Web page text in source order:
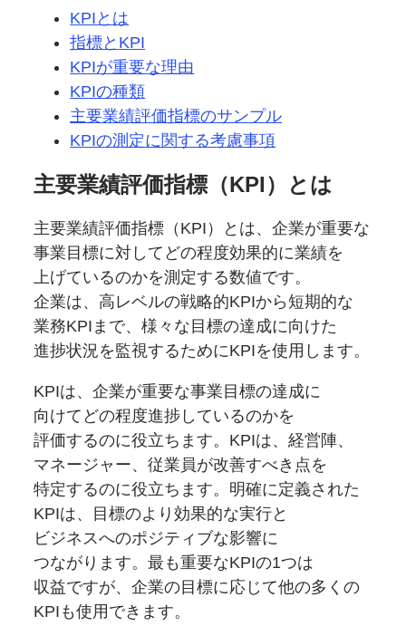
KPIとは
指標と KPI
KPIが重要な理由
KPIの種類
主要業績評価指標のサンプル
KPIの測定に関する考慮事項
主要業績評価指標 （KPI）とは
主要業績評価指標 （KPI）とは、企業が重要な
事業目標に対してどの程度効果的に業績を
上げているのかを測定する数値です。
企業は、 高レベルの戦略的KPIから短期的な
業務KPIまで、様々な目標の達成に向けた
進捗状況を監視するためにKPIを使用します。
KPIは、企業が重要な事業目標の達成に
向けてどの程度進捗しているのかを
評価するのに役立ちます。 KPIは、経営陣、
マネージャー、従業員が改善すべき点を
特定するのに役立ちます。 明確に定義された
KPIは、 目標のより効果的な実行と
ビジネスへのポジティブな影響に
つながります。最も重要なKPIの1つは
収益ですが、企業の目標に応じて他の多くの
KPIも使用できます。